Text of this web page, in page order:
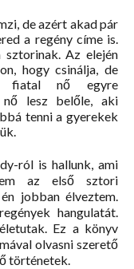
de azért akad pár
a regény címe is.
sztorinak. Az elején
hogy csinálja, de
fiatal nő egyre
nő lesz belőle, aki
tenni a gyerekek
ról is hallunk, ami
az első sztori
jobban élveztem.
hangulatát.
Ez a könyv
olvasni szerető
történetek.